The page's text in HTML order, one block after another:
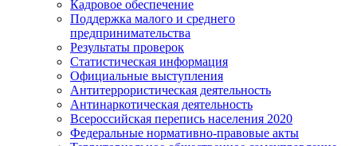
Кадровое обеспечение
Поддержка малого и среднего
предпринимательства
Результаты проверок
Статистическая информация
Официальные выступления
Антитеррористическая деятельность
Антинаркотическая деятельность
Всероссийская перепись населения 2020
Федеральные нормативно-правовые акты